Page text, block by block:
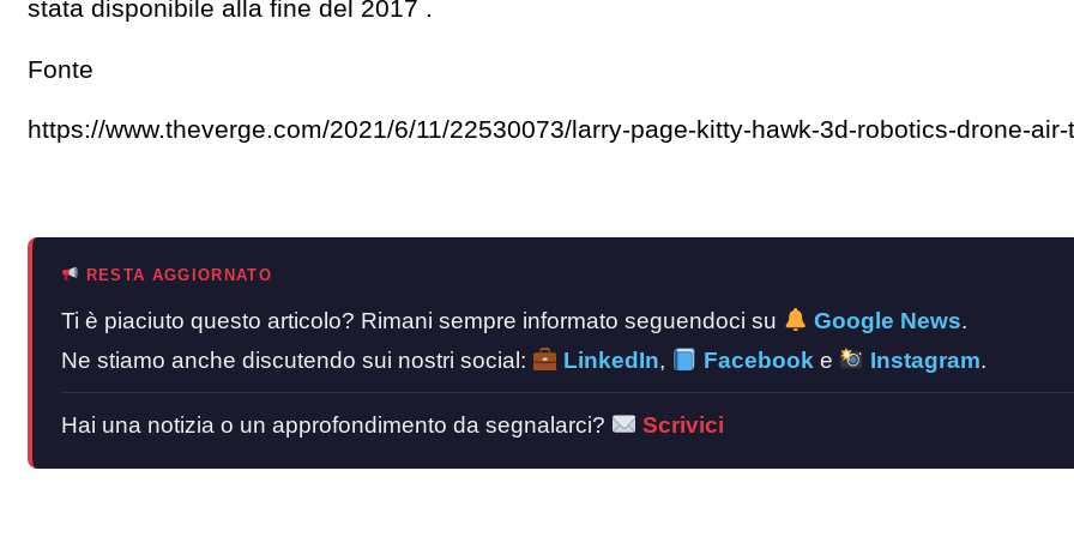
stata disponibile alla fine del 2017 .
Fonte
https://www.theverge.com/2021/6/11/22530073/larry-page-kitty-hawk-3d-robotics-drone-
RESTA AGGIORNATO
Ti è piaciuto questo articolo? Rimani sempre informato seguendoci su Google News.
Ne stiamo anche discutendo sui nostri social:
LinkedIn, Facebook e Instagram.
Hai una notizia o un approfondimento da segnalarci? Scrivici